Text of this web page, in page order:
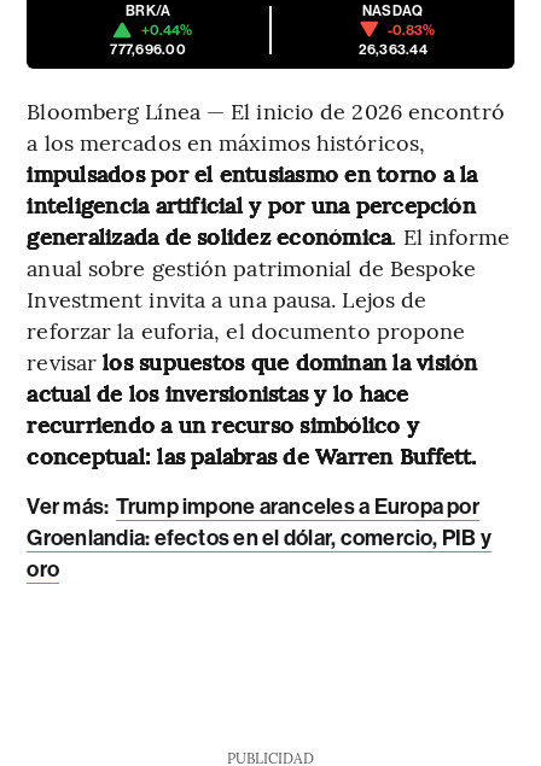
BRK/A
+0.44%
777,696.00
NASDAQ
-0.83%
26,363.44
Bloomberg Línea — El inicio de 2026 encontró
a los mercados en máximos históricos,
impulsados por el entusiasmo en torno a la
inteligencia artificial y por una percepción
generalizada de solidez económica. El informe
anual sobre gestión patrimonial de Bespoke
Investment invita a una pausa. Lejos de
reforzar la euforia, el documento propone
revisarlos supuestos que dominan la visión
actual de los inversionistas y lo hace
recurriendo a un recurso simbólico y
conceptual: las palabras de Warren Buffett.
Ver más: Trump impone aranceles a Europa por
Groenlandia: efectos en el dólar, comercio, PIB y
oro
PUBLICIDAD